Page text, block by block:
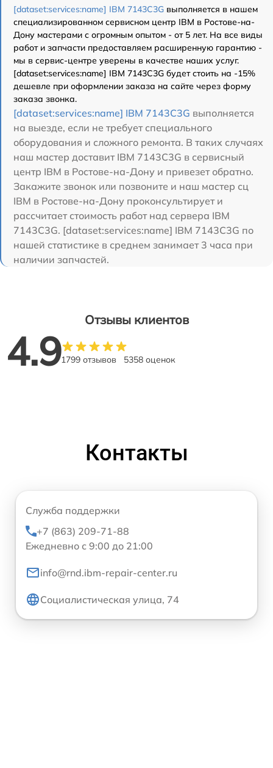
[dataset:services:name] IBM 7143C3G выполняется в нашем
специализированном сервисном центр IBM в Ростове-на-
Дону мастерами с огромным опытом - от 5 лет. На все виды
работ и запчасти предоставляем расширенную гарантию -
мы в сервис-центре уверены в качестве наших услуг.
[dataset:services:name] IBM 7143C3G будет стоить на -15%
дешевле при оформлении заказа на сайте через форму
заказа звонка.
[dataset:services:name] IBM 7143C3G выполняется
на выезде, если не требует специального
оборудования и сложного ремонта. В таких случаях
наш мастер доставит IBM 7143C3G в сервисный
центр IBM в Ростове-на-Дону и привезет обратно.
Закажите звонок или позвоните и наш мастер сц
IBM в Ростове-на-Дону проконсультирует и
рассчитает стоимость работ над сервера IBM
7143C3G. [dataset:services:name] IBM 7143C3G по
нашей статистике в среднем занимает 3 часа при
наличии запчастей.
Отзывы клиентов
4.91799 отзывов 5358 оценок
Контакты
Служба поддержки
+7 (863) 209-71-88
Ежедневно с 9:00 до 21:00
info@rnd.ibm-repair-center.ru
Социалистическая улица, 74